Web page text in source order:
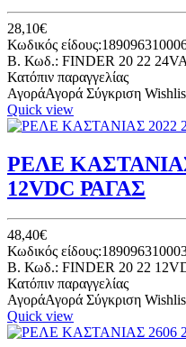
28,10€
Κωδικός
B. Κωδ.: FINDER 20 22
Κατόπιν παραγγελίας
ΑγοράΑγορά Σύγκριση
Quick view
ΡΕΛΕ
12VDC ΡΑΓΑΣ
48,40€
Κωδικός
B. Κωδ.: FINDER 20 22
Κατόπιν παραγγελίας
ΑγοράΑγορά Σύγκριση
Quick view